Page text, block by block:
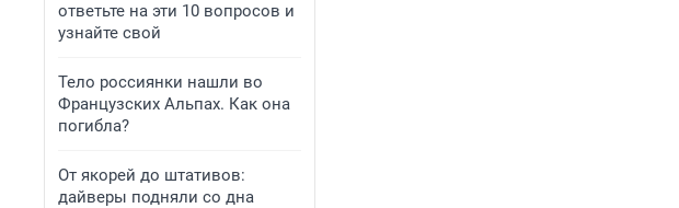
ответьте на эти 10 вопросов и
узнайте свой
Тело россиянки нашли во
Французских Альпах. Как она
погибла?
От якорей до штативов:
дайверы подняли со дна